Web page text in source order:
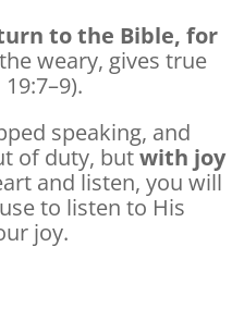
to the Bible, for
weary, gives true
speaking, and
of duty, butwith joy
and listen, you will
to listen to His
joy.